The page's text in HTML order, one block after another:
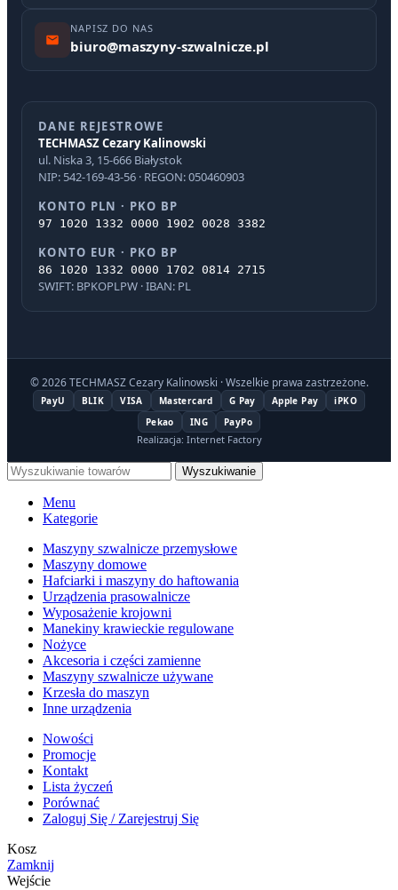
NAPISZ DO NAS
biuro@maszyny-szwalnicze.pl
DANE REJESTROWE
TECHMASZ Cezary Kalinowski
ul. Niska 3, 15-666 Białystok
NIP: 542-169-43-56 · REGON: 050460903
KONTO PLN · PKO BP
97 1020 1332 0000 1902 0028 3382
KONTO EUR · PKO BP
86 1020 1332 0000 1702 0814 2715
SWIFT: BPKOPLPW · IBAN: PL
© 2026 TECHMASZ Cezary Kalinowski · Wszelkie prawa zastrzeżone.
PayU BLIK VISA Mastercard G Pay Apple Pay
iPKO
Pekao
ING PayPo
Realizacja: Internet Factory
Wyszukiwanie
Menu
Kategorie
Maszyny szwalnicze przemysłowe
Maszyny domowe
Hafciarki i maszyny do haftowania
Urządzenia prasowalnicze
Wyposażenie krojowni
Manekiny krawieckie regulowane
Nożyce
Akcesoria i części zamienne
Maszyny szwalnicze używane
Krzesła do maszyn
Inne urządzenia
Nowości
Promocje
Kontakt
Lista życzeń
Porównać
Zaloguj Się / Zarejestruj Się
Kosz
Zamknij
Wejście